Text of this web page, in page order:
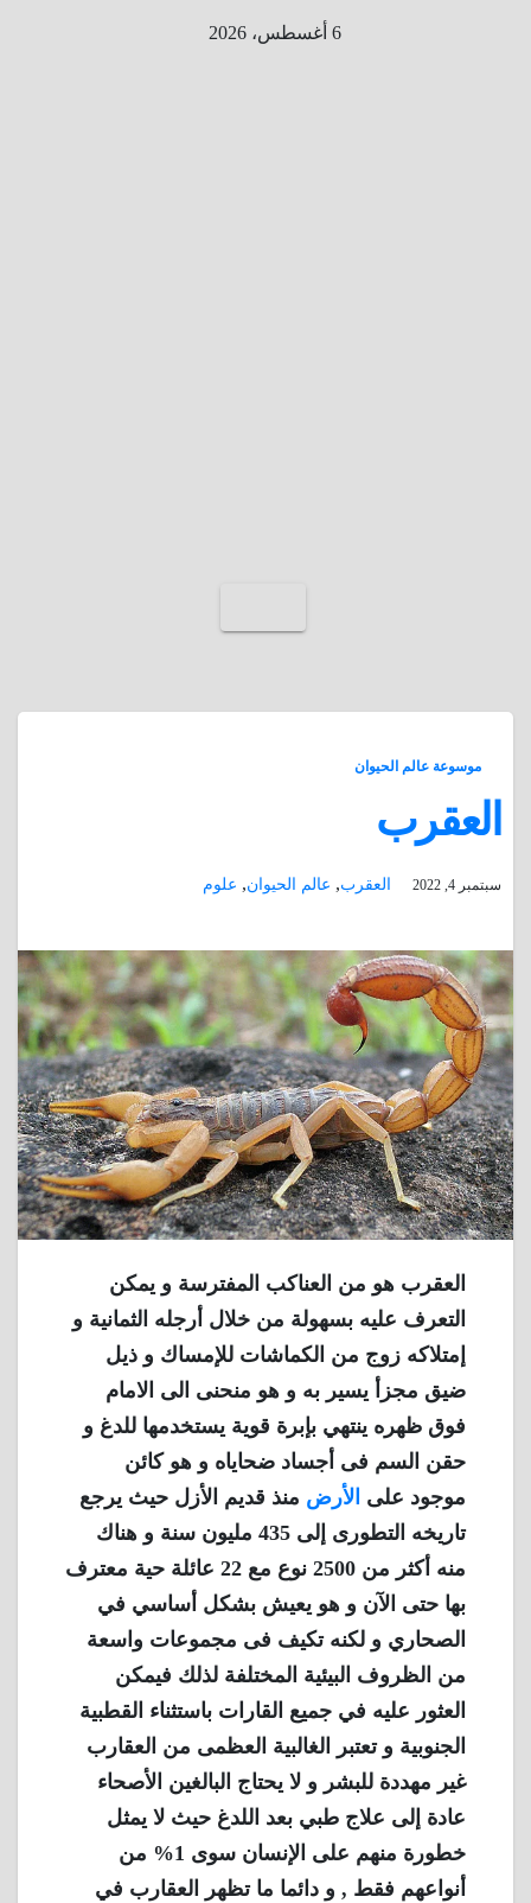
6 أغسطس، 2026
موسوعة عالم الحيوان
العقرب
سبتمبر 4, 2022 العقرب, عالم الحيوان, علوم
العقرب هو من العناكب المفترسة و يمكن
التعرف عليه بسهولة من خلال أرجله الثمانية و
إمتلاكه زوج من الكماشات للإمساك و ذيل
ضيق مجزأ يسير به و هو منحنى الى الامام
فوق ظهره ينتهي بإبرة قوية يستخدمها للدغ و
حقن السم فى أجساد ضحاياه و هو كائن
موجود على الأرض منذ قديم الأزل حيث يرجع
تاريخه التطورى إلى 435 مليون سنة و هناك
منه أكثر من 2500 نوع مع 22 عائلة حية معترف
بها حتى الآن و هو يعيش بشكل أساسي في
الصحاري و لكنه تكيف فى مجموعات واسعة
من الظروف البيئية المختلفة لذلك فيمكن
العثور عليه في جميع القارات باستثناء القطبية
الجنوبية و تعتبر الغالبية العظمى من العقارب
غير مهددة للبشر و لا يحتاج البالغين الأصحاء
عادة إلى علاج طبي بعد اللدغ حيث لا يمثل
خطورة منهم على الإنسان سوى 1% من
أنواعهم فقط , و دائما ما تظهر العقارب في